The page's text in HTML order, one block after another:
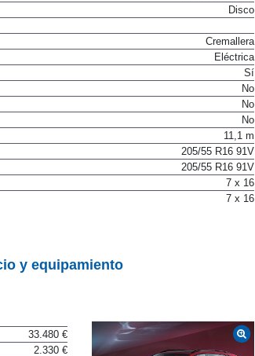
Disco ventilado
Cremallera
Eléctrica
Sí
No
No
No
11,1 m
205/55 R16 91V
205/55 R16 91V
7 x 16
y equipamiento
33.480 €